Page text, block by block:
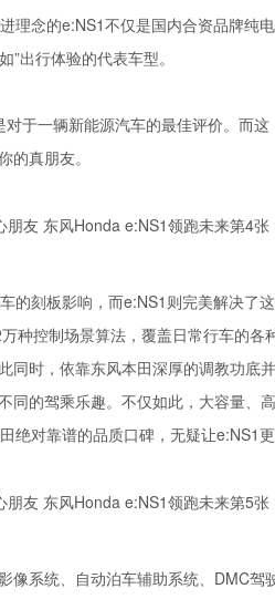
理念的e:NS1不仅是国内合资品牌纯
”出行体验的代表车型。
对于一辆新能源汽车的最佳评价。而
真朋友。
的刻板影响，而e:NS1则完美解决了
种控制场景算法，覆盖日常行车的各
时，依靠东风本田深厚的调教功底
同的驾乘乐趣。不仅如此，大容量、
对靠谱的品质口碑，无疑让e:NS1更
像系统、自动泊车辅助系统、DMC驾